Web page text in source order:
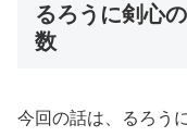
るろうに剣心
数
今回の話は、るろう